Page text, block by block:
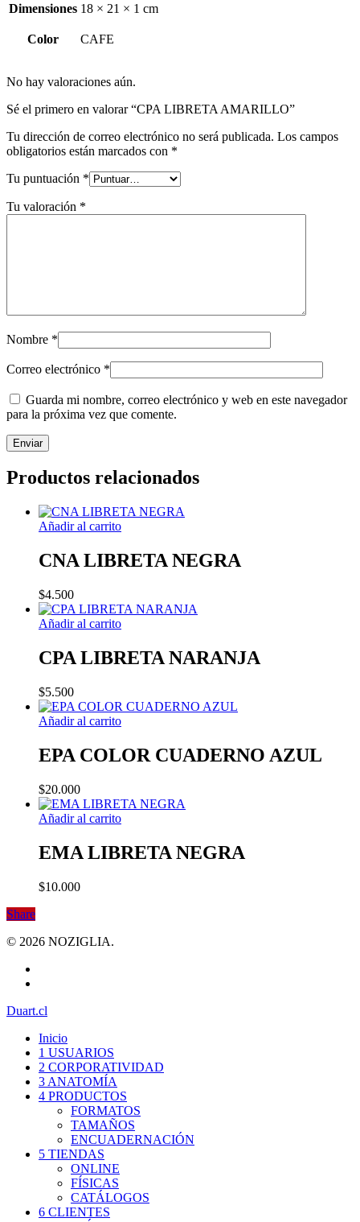
Dimensiones 18 × 21 × 1 cm
Color CAFE
No hay valoraciones aún.
Sé el primero en valorar “CPA LIBRETA AMARILLO”
Tu dirección de correo electrónico no será publicada. Los campos
obligatorios están marcados con *
Tu puntuación *
Tu valoración *
Nombre *
Correo electrónico *
Guarda mi nombre, correo electrónico y web en este navegador
para la próxima vez que comente.
Productos relacionados
Añadir al carrito
CNA LIBRETA NEGRA
$4.500
Añadir al carrito
CPA LIBRETA NARANJA
$5.500
Añadir al carrito
EPA COLOR CUADERNO AZUL
$20.000
Añadir al carrito
EMA LIBRETA NEGRA
$10.000
Share
© 2026 NOZIGLIA.
Close
Duart.cl
Inicio
1 USUARIOS
2 CORPORATIVIDAD
3 ANATOMÍA
4 PRODUCTOS
FORMATOS
TAMAÑOS
ENCUADERNACIÓN
5 TIENDAS
ONLINE
FÍSICAS
CATÁLOGOS
6 CLIENTES